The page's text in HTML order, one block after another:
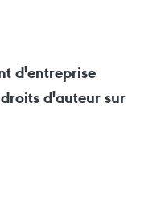
d'entreprise
d'auteur sur